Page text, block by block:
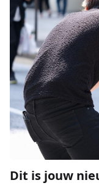
Dit is jouw